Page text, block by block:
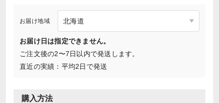
お届け地域
お届け日は指定できません。
ご注文後の2〜7日以内で発送します。
直近の実績：平均2日で発送
購入方法